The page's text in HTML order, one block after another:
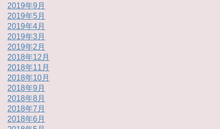
2019年9月
2019年5月
2019年4月
2019年3月
2019年2月
2018年12月
2018年11月
2018年10月
2018年9月
2018年8月
2018年7月
2018年6月